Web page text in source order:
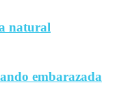
natural
embarazada